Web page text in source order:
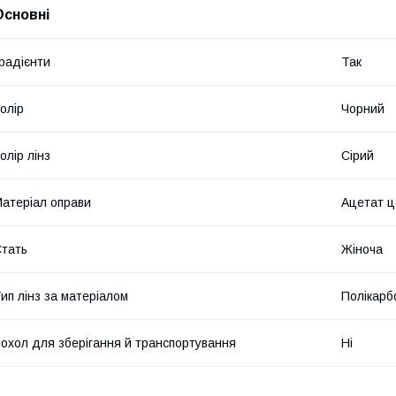
Так
Чорний
лінз Сірий
оправи Ацетат
Жіноча
лінз за матеріалом
для зберігання й транспортування Ні